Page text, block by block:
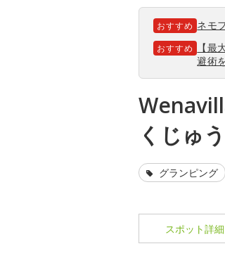
おすすめ ネモ
おすすめ
【最
避術
くじゅ
グランピング
スポット詳細